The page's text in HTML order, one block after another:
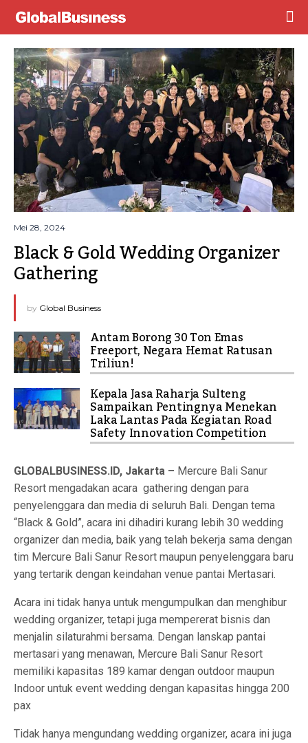
Mei 28, 2024
Black & Gold Wedding Organizer
Gathering
by Global Business
Antam Borong 30 Ton Emas
Freeport, Negara Hemat Ratusan
Triliun!
Kepala Jasa Raharja Sulteng
Sampaikan Pentingnya Menekan
Laka Lantas Pada Kegiatan Road
Safety Innovation Competition
GLOBALBUSINESS.ID, Jakarta – Mercure Bali Sanur
Resort mengadakan acara gathering dengan para
penyelenggara dan media di seluruh Bali. Dengan tema
“Black & Gold”, acara ini dihadiri kurang lebih 30 wedding
organizer dan media, baik yang telah bekerja sama dengan
tim Mercure Bali Sanur Resort maupun penyelenggara baru
yang tertarik dengan keindahan venue pantai Mertasari.
Acara ini tidak hanya untuk mengumpulkan dan menghibur
wedding organizer, tetapi juga mempererat bisnis dan
menjalin silaturahmi bersama. Dengan lanskap pantai
mertasari yang menawan, Mercure Bali Sanur Resort
memiliki kapasitas 189 kamar dengan outdoor maupun
Indoor untuk event wedding dengan kapasitas hingga 200
pax
Tidak hanya mengundang wedding organizer, acara ini juga